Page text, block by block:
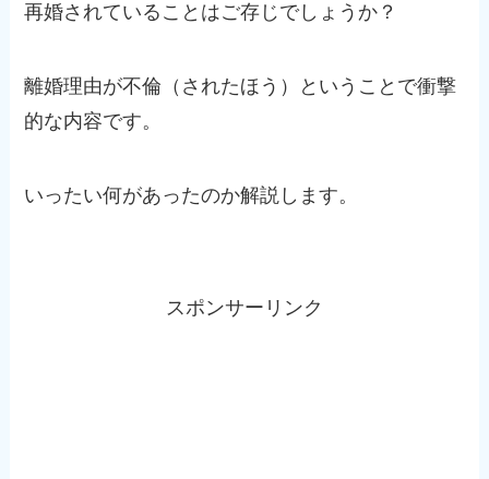
再婚されていることはご存じでしょうか？
離婚理由が不倫（されたほう）ということで衝撃
的な内容です。
いったい何があったのか解説します。
スポンサーリンク